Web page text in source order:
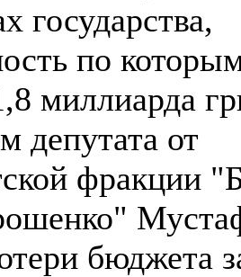
государства,
по
миллиарда
депутата от
фракции
бюджета